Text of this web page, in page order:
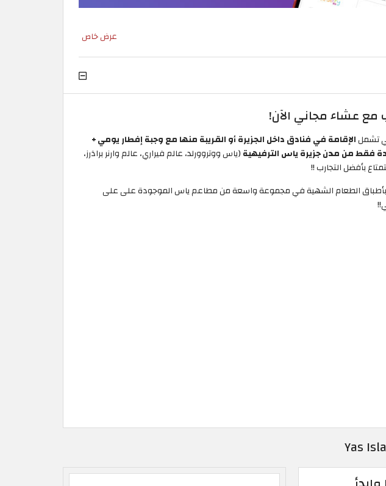
عرض خاص
الإقامة في فنادق داخل الجزيرة أو القريبة منها مع وجبة إفطار يومي +
فقط من مدن جزيرة ياس الترفيهية (ياس ووتروورلد، عالم فيراري، عالم وارنر براذرز،
بأفضل التجارب !!
بأطباق الطعام الشهية في مجموعة واسعة من مطاعم ياس الموجودة على على